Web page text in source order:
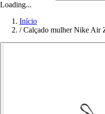
Loading...
Início
/ Calçado mulher Nike Air